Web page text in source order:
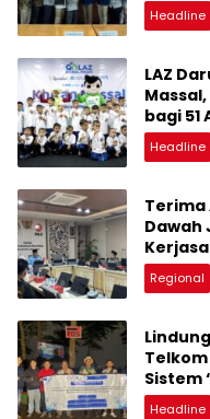
Headline
LAZ
bagi 51
Headline
Terima
Dawah
Regional
Sistem
Headline